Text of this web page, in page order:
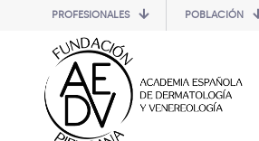
PROFESIONALES POBLACIÓN